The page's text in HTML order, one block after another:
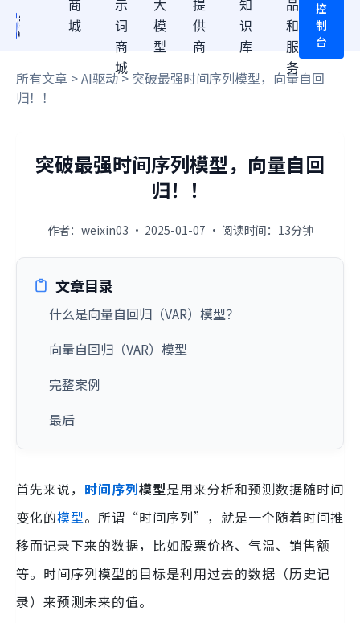
商
城
示
词
商
城
大
模
型
提
供
商
知
识
库
品
和
服
务
控
制
台
所有文章 >AI驱动> 突破最强时间序列模型，向量自回
归！！
突破最强时间序列模型，向量自回
归！！
作者：weixin03 · 2025-01-07 · 阅读时间：13分钟
文章目录
什么是向量自回归（VAR）模型？
向量自回归（VAR）模型
完整案例
最后
首先来说， 时间序列模型是用来分析和预测数据随时间
变化的模型。所谓“时间序列”，就是一个随着时间推
移而记录下来的数据，比如股票价格、气温、销售额
等。时间序列模型的目标是利用过去的数据（历史记
录）来预测未来的值。